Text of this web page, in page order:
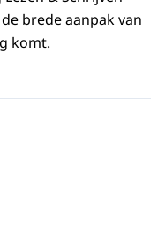
brede aanpak van
komt.